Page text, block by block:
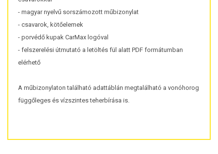
- magyar nyelvű sorszámozott műbizonylat
- csavarok, kötőelemek
- porvédő kupak CarMax logóval
- felszerelési útmutató a letöltés fül alatt PDF formátumban
elérhető
A műbizonylaton található adattáblán megtalálható a vonóhorog
függőleges és vízszintes teherbírása is.